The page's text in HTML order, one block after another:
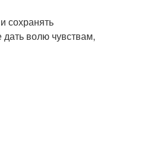
сохранять
волю чувствам,